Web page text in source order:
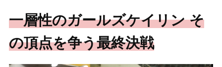
一層性のガールズケイリン そ
の頂点を争う最終決戦